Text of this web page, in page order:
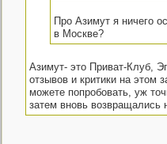
Про Азимут я ничего
в Москве?
Азимут- это Приват-Клуб,
отзывов и критики на этом
можете попробовать, уж
затем вновь возвращались